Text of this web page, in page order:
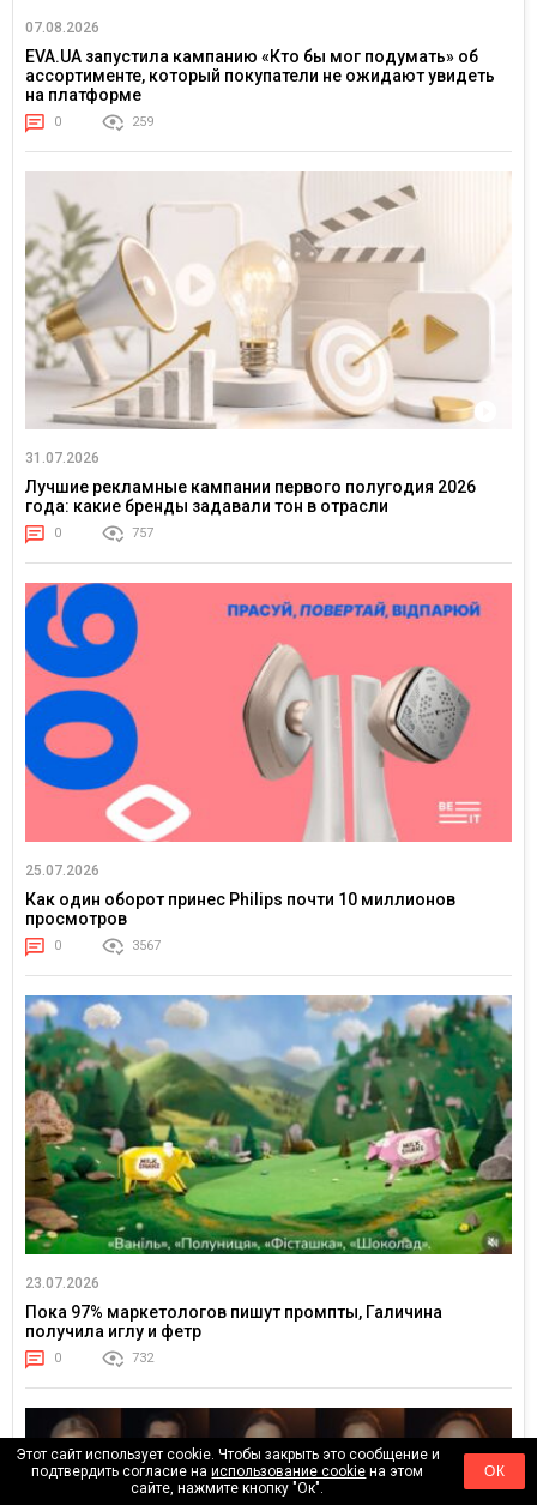
07.08.2026
EVA.UA запустила кампанию «Кто бы мог подумать» об
ассортименте, который покупатели не ожидают увидеть
на платформе
0 259
31.07.2026
Лучшие рекламные кампании первого полугодия 2026
года: какие бренды задавали тон в отрасли
0 757
25.07.2026
Как один оборот принес Philips почти 10 миллионов
просмотров
0 3567
23.07.2026
Пока 97% маркетологов пишут промпты, Галичина
получила иглу и фетр
0 732
Этот сайт использует cookie. Чтобы закрыть это сообщение и
подтвердить согласие наиспользование cookie на этом
сайте, нажмите кнопку "Ок".
ОК